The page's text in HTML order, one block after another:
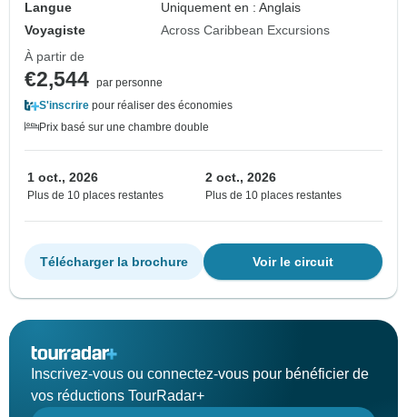
Langue
Uniquement en : Anglais
Voyagiste
Across Caribbean Excursions
À partir de
€2,544 par personne
S'inscrire pour réaliser des économies
Prix basé sur une chambre double
1 oct., 2026
Plus de 10 places restantes
2 oct., 2026
Plus de 10 places restantes
Voir le circuit
Télécharger la brochure
Inscrivez-vous ou connectez-vous pour bénéficier de
vos réductions TourRadar+